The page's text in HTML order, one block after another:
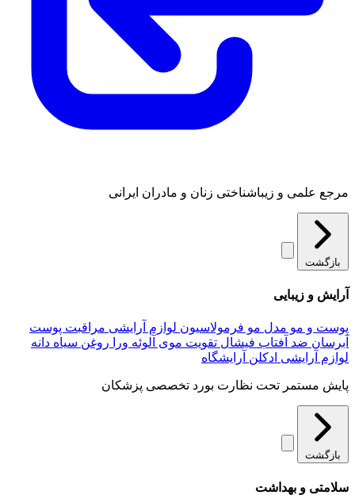
مرجع علمی و زیباشناختی زنان و مادران ایرانی
بازگشت
آرایش و زیبایی
پوست و مو مدل مو فرمولاسیون لوازم آرایشی مراقبت پوست
آبرسان ضد آفتاب فیشال تقویت موی آلوئه‌ ورا روغن سیاه دانه
لوازم آرایشی ادکلن آرایشگاه
پایش مستمر تحت نظارت بورد تخصصی پزشکان
بازگشت
سلامتی و بهداشت